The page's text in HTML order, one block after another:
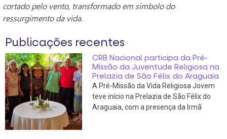
cortado pelo vento, transformado em símbolo do
ressurgimento da vida.
Publicações recentes
CRB Nacional participa da Pré-
Missão da Juventude Religiosa na
Prelazia de São Félix do Araguaia
A Pré-Missão da Vida Religiosa Jovem
teve início na Prelazia de São Félix do
Araguaia, com a presença da Irmã